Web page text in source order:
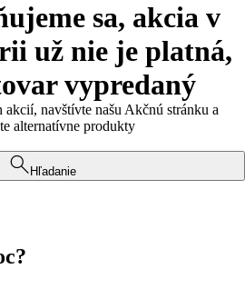
sa, akcia v
už nie je platná,
vypredaný
akcií, navštívte našu Akčnú stránku a
alternatívne produkty
Hľadanie